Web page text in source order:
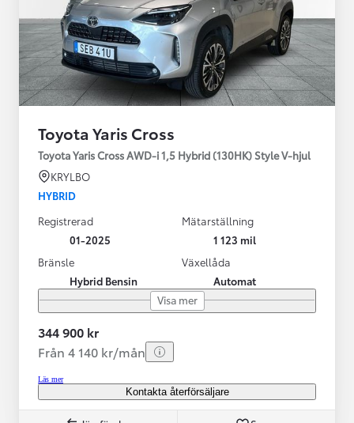
Toyota Yaris Cross
Toyota Yaris Cross AWD-i 1,5 Hybrid (130HK) Style V-hjul
KRYLBO
HYBRID
Registrerad
01-2025
Mätarställning
1 123 mil
Bränsle
Hybrid Bensin
Växellåda
Automat
Visa mer
344 900 kr
Från 4 140 kr/mån
Läs mer
Kontakta återförsäljare